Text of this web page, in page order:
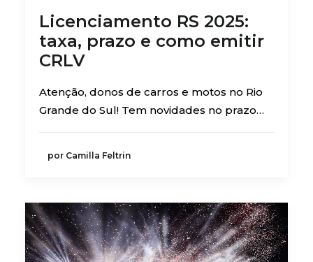
Licenciamento RS 2025:
taxa, prazo e como emitir
CRLV
Atenção, donos de carros e motos no Rio
Grande do Sul! Tem novidades no prazo…
por Camilla Feltrin